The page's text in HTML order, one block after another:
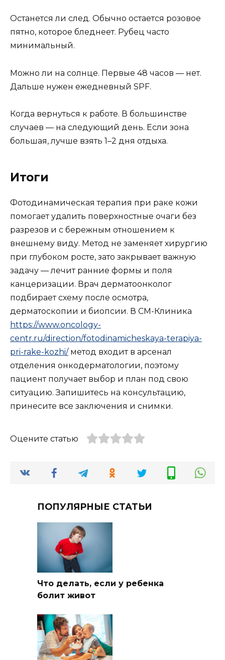
Останется ли след. Обычно остается розовое
пятно, которое бледнеет. Рубец часто
минимальный.
Можно ли на солнце. Первые 48 часов — нет.
Дальше нужен ежедневный SPF.
Когда вернуться к работе. В большинстве
случаев — на следующий день. Если зона
большая, лучше взять 1–2 дня отдыха.
Итоги
Фотодинамическая терапия при раке кожи
помогает удалить поверхностные очаги без
разрезов и с бережным отношением к
внешнему виду. Метод не заменяет хирургию
при глубоком росте, зато закрывает важную
задачу — лечит ранние формы и поля
канцеризации. Врач дерматоонколог
подбирает схему после осмотра,
дерматоскопии и биопсии. В СМ-Клиника
https://www.oncology-
centr.ru/direction/fotodinamicheskaya-terapiya-
pri-rake-kozhi/метод входит в арсенал
отделения онкодерматологии, поэтому
пациент получает выбор и план под свою
ситуацию. Запишитесь на консультацию,
принесите все заключения и снимки.
Оцените статью
ПОПУЛЯРНЫЕ СТАТЬИ
Что делать, если у ребенка
болит живот